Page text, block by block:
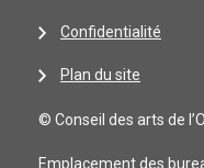
Confidentialité
Plan du site
© Conseil des arts de
Emplacement des